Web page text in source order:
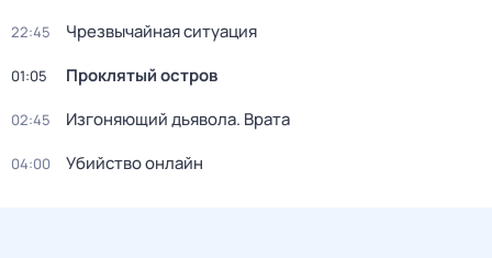
22:45 Чрезвычайная ситуация
01:05 Проклятый остров
02:45 Изгоняющий дьявола. Врата
04:00 Убийство онлайн